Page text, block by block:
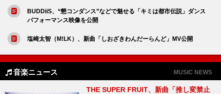
BUDDiiS、“懇コンダンス”などで魅せる「キミは都市伝説」ダンス
パフォーマンス映像を公開
塩崎太智（M!LK）、新曲「しおざきわんだーらんど」MV公開
音楽ニュース MUSIC NEWS
THE SUPER FRUIT、新曲「推し変禁止